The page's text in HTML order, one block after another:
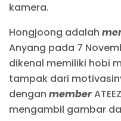
kamera.
Hongjoong adalah
Anyang pada 7
dikenal memiliki hobi
tampak dari
dengan member
mengambil gambar